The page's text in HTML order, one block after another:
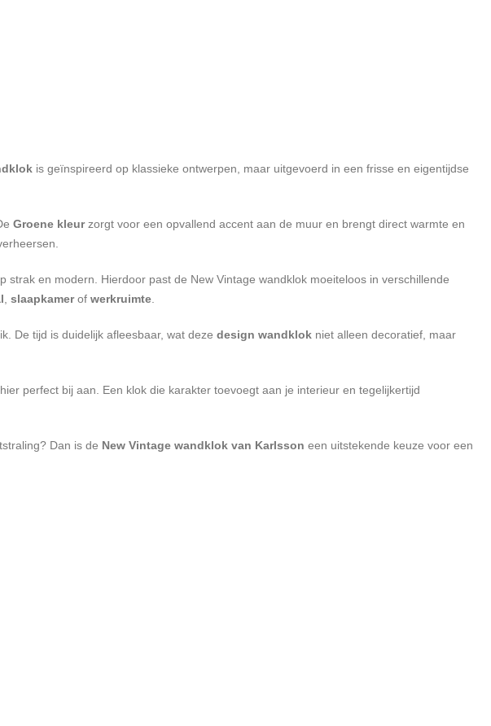
is geïnspireerd op klassieke ontwerpen, maar uitgevoerd in een frisse en eigentijdse
Groene kleurzorgt voor een opvallend accent aan de muur en brengt direct warmte en
en modern. Hierdoor past de New Vintage wandklok moeiteloos in verschillende
slaapkamerof werkruimte
De tijd is duidelijk afleesbaar, wat deze design wandklok niet alleen decoratief, maar
perfect bij aan. Een klok die karakter toevoegt aan je interieur en tegelijkertijd
Dan is de New Vintage wandklok van Karlsson een uitstekende keuze voor een